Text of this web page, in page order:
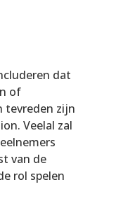
dat
of
tevreden zijn
Veelal zal
van de
rol spelen